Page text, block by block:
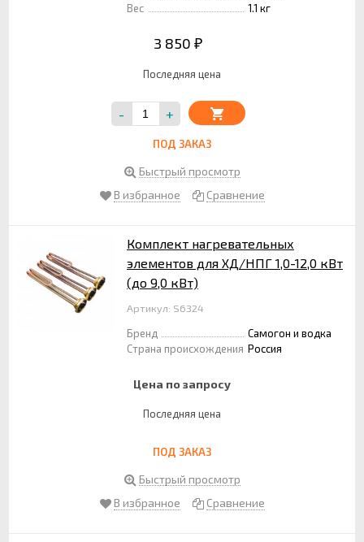
Вес
1.1 кг
3 850 ₽
Последняя цена
- +
ПОД ЗАКАЗ
Быстрый просмотр
В избранное
Сравнение
Комплект нагревательных
элементов для ХД/НПГ 1,0-12,0 кВт
(до 9,0 кВт)
Артикул: S6324
Бренд
Самогон и водка
Страна происхождения Россия
Цена по запросу
Последняя цена
ПОД ЗАКАЗ
Быстрый просмотр
В избранное
Сравнение